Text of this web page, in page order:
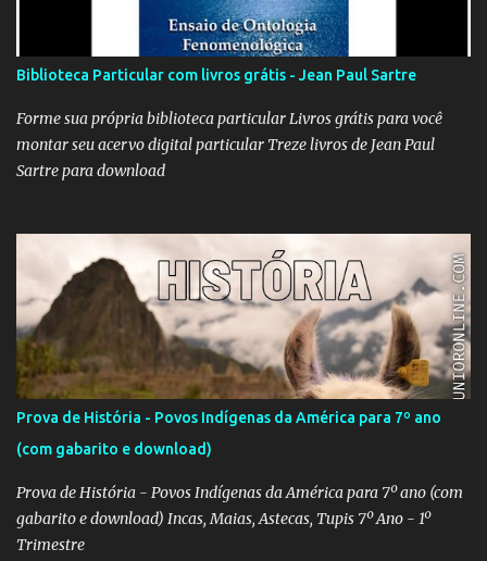
Sem dúvida alguma, este é um dos filmes mais poéticos da
produção brasileira. A beleza está na combinação das imagens,
nos curtos e certeiros textos e, principalmente, na música. Clique
aqui para conferir o vídeo e a história do Alfaiate Voador, citado
no filme . É possível atrair a atenção dos alunos com um filme
destoante das grandes pr...
Biblioteca Particular com livros grátis - Jean Paul Sartre
Forme sua própria biblioteca particular Livros grátis para você
montar seu acervo digital particular Treze livros de Jean Paul
Sartre para download
Prova de História - Povos Indígenas da América para 7º ano
(com gabarito e download)
Prova de História - Povos Indígenas da América para 7º ano (com
gabarito e download) Incas, Maias, Astecas, Tupis 7º Ano - 1º
Trimestre